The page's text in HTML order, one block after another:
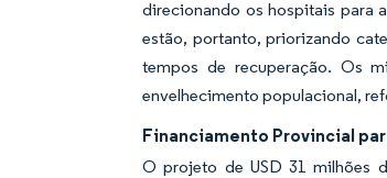
direcionando os hospitais para
estão, portanto, priorizando
tempos de recuperação. Os
envelhecimento populacional,
Financiamento Provincial
O projeto de USD 31 milhões